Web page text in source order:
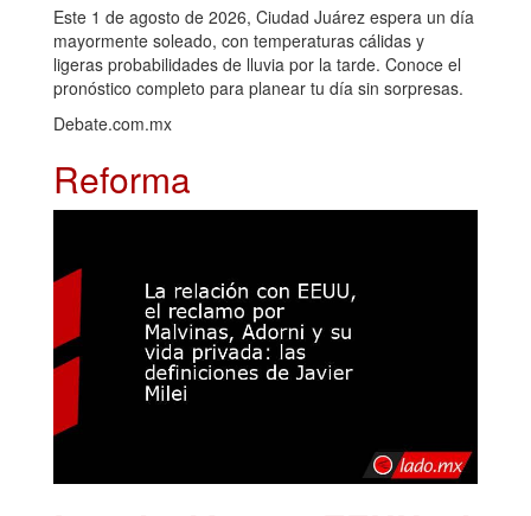
Este 1 de agosto de 2026, Ciudad Juárez espera un día
mayormente soleado, con temperaturas cálidas y
ligeras probabilidades de lluvia por la tarde. Conoce el
pronóstico completo para planear tu día sin sorpresas.
Debate.com.mx
Reforma